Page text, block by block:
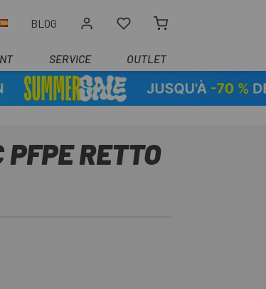
BLOG
SERVICE OUTLET
RETTO